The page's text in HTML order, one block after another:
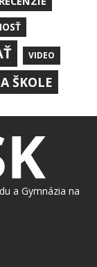
VIDEO
ŠKOLE
a Gymnázia na